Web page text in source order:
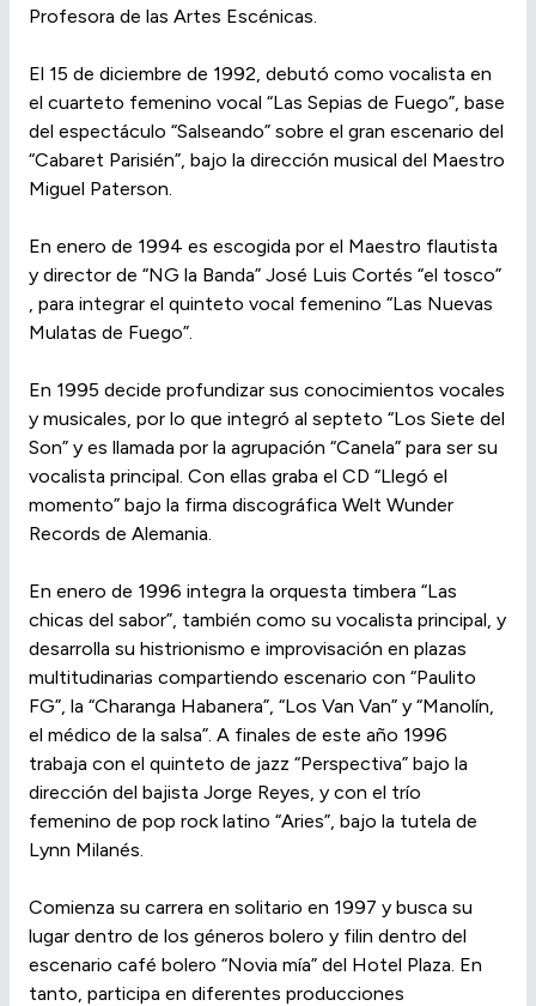
Profesora de las Artes Escénicas.
El 15 de diciembre de 1992, debutó como vocalista en
el cuarteto femenino vocal “Las Sepias de Fuego”, base
del espectáculo “Salseando” sobre el gran escenario del
“Cabaret Parisién”, bajo la dirección musical del Maestro
Miguel Paterson.
En enero de 1994 es escogida por el Maestro flautista
y director de “NG la Banda” José Luis Cortés “el tosco”
, para integrar el quinteto vocal femenino “Las Nuevas
Mulatas de Fuego”.
En 1995 decide profundizar sus conocimientos vocales
y musicales, por lo que integró al septeto “Los Siete del
Son” y es llamada por la agrupación “Canela” para ser su
vocalista principal. Con ellas graba el CD “Llegó el
momento” bajo la firma discográfica Welt Wunder
Records de Alemania.
En enero de 1996 integra la orquesta timbera “Las
chicas del sabor”, también como su vocalista principal, y
desarrolla su histrionismo e improvisación en plazas
multitudinarias compartiendo escenario con “Paulito
FG”, la “Charanga Habanera”, “Los Van Van” y “Manolín,
el médico de la salsa”. A finales de este año 1996
trabaja con el quinteto de jazz “Perspectiva” bajo la
dirección del bajista Jorge Reyes, y con el trío
femenino de pop rock latino “Aries”, bajo la tutela de
Lynn Milanés.
Comienza su carrera en solitario en 1997 y busca su
lugar dentro de los géneros bolero y filin dentro del
escenario café bolero “Novia mía” del Hotel Plaza. En
tanto, participa en diferentes producciones